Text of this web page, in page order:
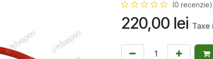
(0 recenzie)
220,00 lei Taxe